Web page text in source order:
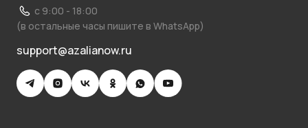
с 9:00 - 18:00
(в остальные часы пишите в WhatsApp)
support@azalianow.ru